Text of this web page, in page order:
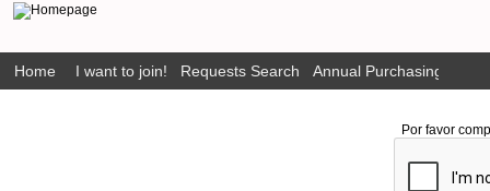
Home I want to join! Requests Search Annual Purchasing Plan
Por favor